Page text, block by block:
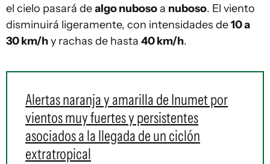
el cielo pasará dealgo nubosoa nuboso. El viento
disminuirá ligeramente, con intensidades de10 a
30 km/hy rachas de hasta 40 km/h.
Alertas naranja y amarilla de Inumet por
vientos muy fuertes y persistentes
asociados a la llegada de un ciclón
extratropical